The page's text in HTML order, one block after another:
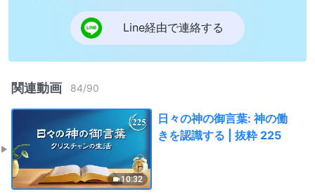
Line経由で連絡する
関連動画 84/90
10:32
日々の神の御言葉: 神の働
きを認識する | 抜粋 225